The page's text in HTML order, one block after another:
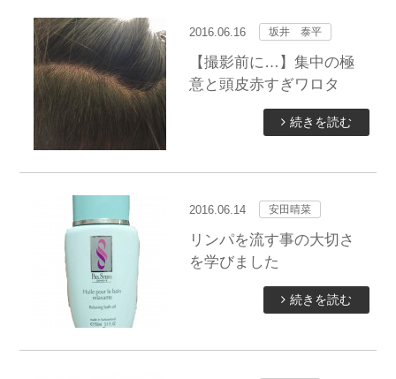
2016.06.16 坂井 泰平
【撮影前に…】集中の極
意と頭皮赤すぎワロタ
続きを読む
2016.06.14 安田晴菜
リンパを流す事の大切さ
を学びました
続きを読む